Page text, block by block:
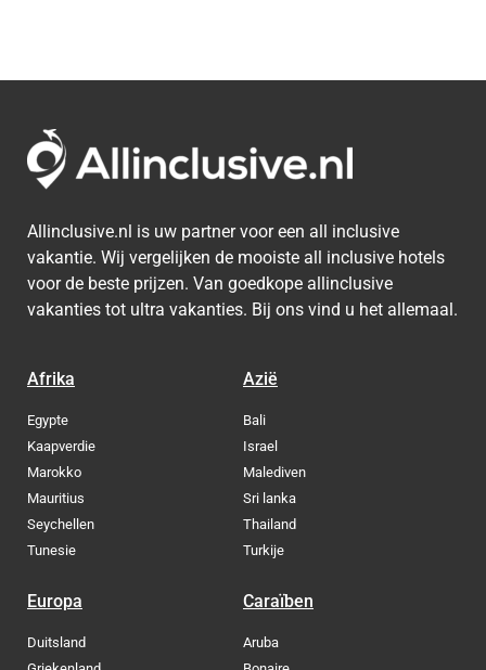
Allinclusive.nl is uw partner voor een all inclusive
vakantie. Wij vergelijken de mooiste all inclusive hotels
voor de beste prijzen. Van goedkope allinclusive
vakanties tot ultra vakanties. Bij ons vind u het allemaal.
Afrika
Egypte
Kaapverdie
Marokko
Mauritius
Seychellen
Tunesie
Azië
Bali
Israel
Malediven
Sri lanka
Thailand
Turkije
Europa
Duitsland
Caraïben
Aruba